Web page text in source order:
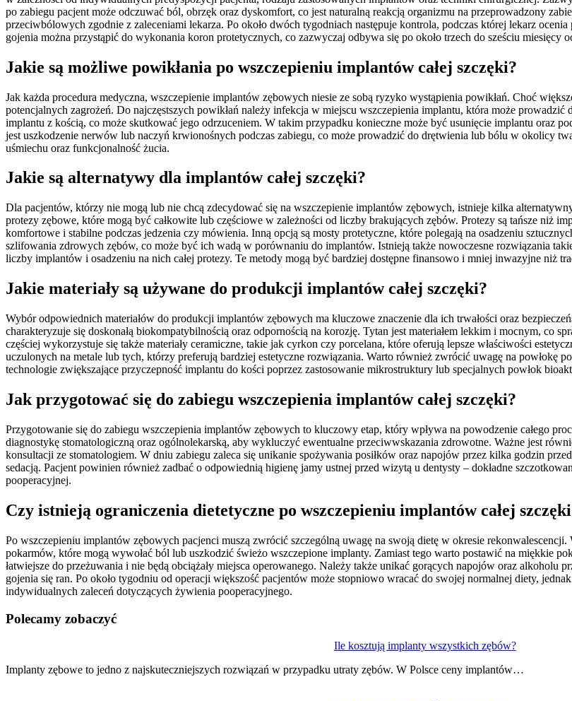
po zabiegu pacjent może odczuwać ból, obrzęk oraz dyskomfort, co jest naturalną reakcją organizmu na przeprowadzony
przeciwbólowych zgodnie z zaleceniami lekarza. Po około dwóch tygodniach następuje kontrola, podczas której lekarz
gojenia można przystąpić do wykonania koron protetycznych, co zazwyczaj odbywa się po około trzech do sześciu miesięcy
Jakie są możliwe powikłania po wszczepieniu implantów całej szczęki?
Jak każda procedura medyczna, wszczepienie implantów zębowych niesie ze sobą ryzyko wystąpienia powikłań. Choć
potencjalnych zagrożeń. Do najczęstszych powikłań należy infekcja w miejscu wszczepienia implantu, która może
implantu z kością, co może skutkować jego odrzuceniem. W takim przypadku konieczne może być usunięcie implantu oraz
jest uszkodzenie nerwów lub naczyń krwionośnych podczas zabiegu, co może prowadzić do drętwienia lub bólu w okolicy
uśmiechu oraz funkcjonalność żucia.
Jakie są alternatywy dla implantów całej szczęki?
Dla pacjentów, którzy nie mogą lub nie chcą zdecydować się na wszczepienie implantów zębowych, istnieje kilka
protezy zębowe, które mogą być całkowite lub częściowe w zależności od liczby brakujących zębów. Protezy są tańsze niż
komfortowe i stabilne podczas jedzenia czy mówienia. Inną opcją są mosty protetyczne, które polegają na osadzeniu
szlifowania zdrowych zębów, co może być ich wadą w porównaniu do implantów. Istnieją także nowoczesne rozwiązania
liczby implantów i osadzeniu na nich całej protezy. Te metody mogą być bardziej dostępne finansowo i mniej inwazyjne niż
Jakie materiały są używane do produkcji implantów całej szczęki?
Wybór odpowiednich materiałów do produkcji implantów zębowych ma kluczowe znaczenie dla ich trwałości oraz
charakteryzuje się doskonałą biokompatybilnością oraz odpornością na korozję. Tytan jest materiałem lekkim i mocnym, co
częściej wykorzystuje się także materiały ceramiczne, takie jak cyrkon czy porcelana, które oferują lepsze właściwości
uczulonych na metale lub tych, którzy preferują bardziej estetyczne rozwiązania. Warto również zwrócić uwagę na
technologie zwiększające przyczepność implantu do kości poprzez zastosowanie mikrostruktury lub specjalnych powłok
Jak przygotować się do zabiegu wszczepienia implantów całej szczęki?
Przygotowanie się do zabiegu wszczepienia implantów zębowych to kluczowy etap, który wpływa na powodzenie całego
diagnostykę stomatologiczną oraz ogólnolekarską, aby wykluczyć ewentualne przeciwwskazania zdrowotne. Ważne jest
konsultacji ze stomatologiem. W dniu zabiegu zaleca się unikanie spożywania posiłków oraz napojów przez kilka godzin
sedacją. Pacjent powinien również zadbać o odpowiednią higienę jamy ustnej przed wizytą u dentysty – dokładne
pooperacyjnej.
Czy istnieją ograniczenia dietetyczne po wszczepieniu implantów całej
Po wszczepieniu implantów zębowych pacjenci muszą zwrócić szczególną uwagę na swoją dietę w okresie
pokarmów, które mogą wywołać ból lub uszkodzić świeżo wszczepione implanty. Zamiast tego warto postawić na miękkie
łatwiejsze do przeżuwania i nie będą obciążały miejsca operowanego. Należy także unikać gorących napojów oraz alkoholu
gojenia się ran. Po około tygodniu od operacji większość pacjentów może stopniowo wracać do swojej normalnej diety,
indywidualnych zaleceń dotyczących żywienia pooperacyjnego.
Polecamy zobaczyć
Ile kosztują implanty wszystkich zębów?
Implanty zębowe to jedno z najskuteczniejszych rozwiązań w przypadku utraty zębów. W Polsce ceny implantów…
wpisu